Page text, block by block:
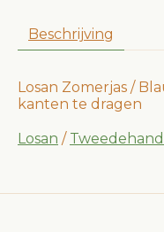
Beschrijving
Losan Zomerjas /
kanten te dragen
Losan /